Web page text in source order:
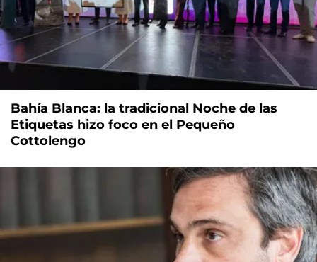
Bahía Blanca: la tradicional Noche de las
Etiquetas hizo foco en el Pequeño
Cottolengo